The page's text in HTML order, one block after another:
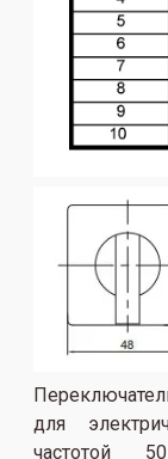
для
частотой